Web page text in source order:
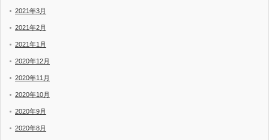
2021年3月
2021年2月
2021年1月
2020年12月
2020年11月
2020年10月
2020年9月
2020年8月